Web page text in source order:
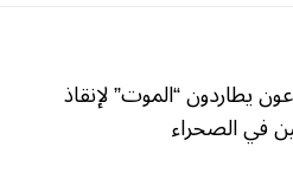
يطاردون “الموت” لإنقاذ
في الصحراء